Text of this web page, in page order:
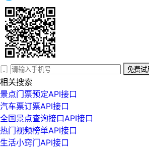
免费试
相关搜索
景点门票预定API接口
汽车票订票API接口
全国景点查询接口API接口
热门视频榜单API接口
生活小窍门API接口